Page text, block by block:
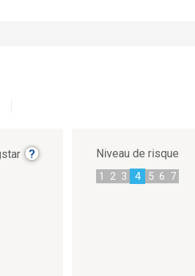
? Niveau de risque
1 2 3 4 5 6 7